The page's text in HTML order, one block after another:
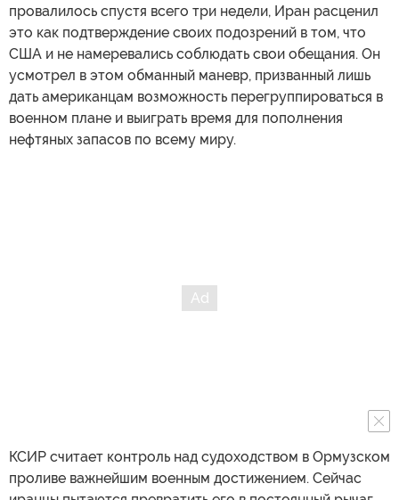
провалилось спустя всего три недели, Иран расценил
это как подтверждение своих подозрений в том, что
США и не намеревались соблюдать свои обещания. Он
усмотрел в этом обманный маневр, призванный лишь
дать американцам возможность перегруппироваться в
военном плане и выиграть время для пополнения
нефтяных запасов по всему миру.
КСИР считает контроль над судоходством в Ормузском
проливе важнейшим военным достижением. Сейчас